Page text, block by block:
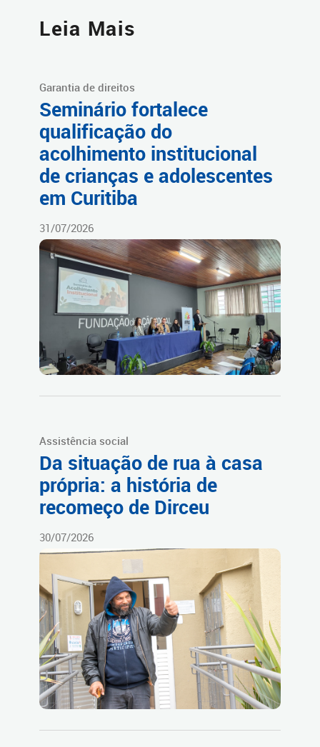
Leia Mais
Garantia de direitos
Seminário fortalece
qualificação do
acolhimento institucional
de crianças e adolescentes
em Curitiba
31/07/2026
Assistência social
Da situação de rua à casa
própria: a história de
recomeço de Dirceu
30/07/2026